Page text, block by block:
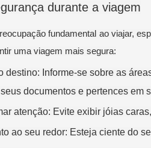
durante a viagem
fundamental ao viajar,
uma viagem mais segura:
destino: Informe-se sobre as
documentos e pertences em
atenção: Evite exibir jóias
ao seu redor: Esteja ciente do